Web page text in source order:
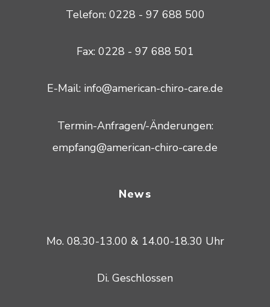
Telefon: 0228 - 97 688 500
Fax: 0228 - 97 688 501
E-Mail: info@american-chiro-care.de
Termin-Anfragen/-Änderungen:
empfang@american-chiro-care.de
News
Mo. 08.30-13.00 & 14.00-18.30 Uhr
Di. Geschlossen